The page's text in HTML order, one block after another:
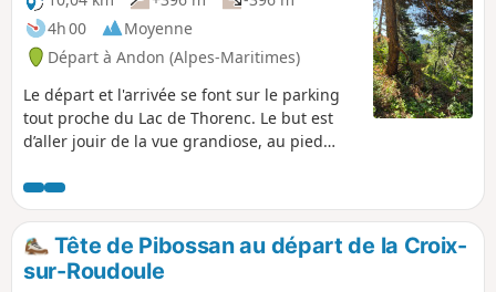
4h 00
Moyenne
Départ à Andon (Alpes-Maritimes)
Le départ et l'arrivée se font sur le parking
tout proche du Lac de Thorenc. Le but est
d’aller jouir de la vue grandiose, au pied
eaux du lac du départ reflètent la forêt qui
l'entoure, et plus à l’Est se dresse le
Castellaras, bastion défensif naturel.
Tête de Pibossan au départ de la Croix-
sur-Roudoule